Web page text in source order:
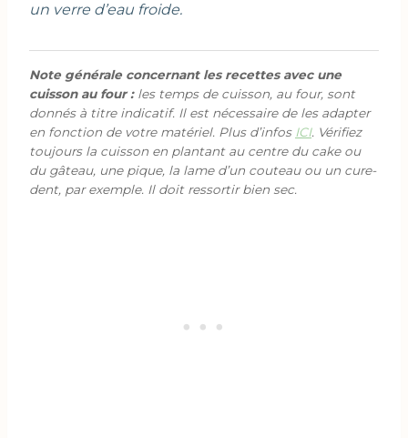
un verre d’eau froide.
Note générale concernant les recettes avec une
cuisson au four :les temps de cuisson, au four, sont
donnés à titre indicatif. Il est nécessaire de les adapter
en fonction de votre matériel. Plus d’infos ICI. Vérifiez
toujours la cuisson en plantant au centre du cake ou
du gâteau, une pique, la lame d’un couteau ou un cure-
dent, par exemple. Il doit ressortir bien sec.